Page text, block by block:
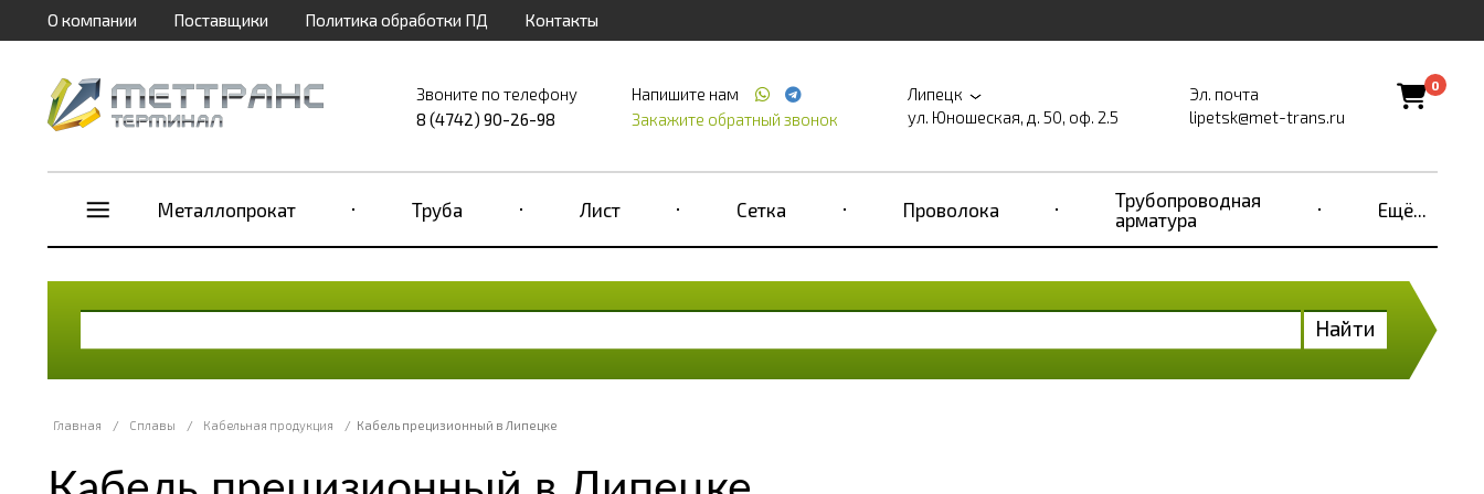
О компании Поставщики Политика обработки ПД Контакты
Звоните по телефону
8 (4742) 90-26-98
Напишите нам
Закажите обратный звонок
Липецк
ул. Юношеская, д. 50, оф. 2.5
Эл. почта
lipetsk@met-trans.ru
0
Металлопрокат Труба Лист Сетка Проволока
Трубопроводная
арматура
Ещё...
Найти
Главная / Сплавы / Кабельная продукция / Кабель прецизионный в Липецке